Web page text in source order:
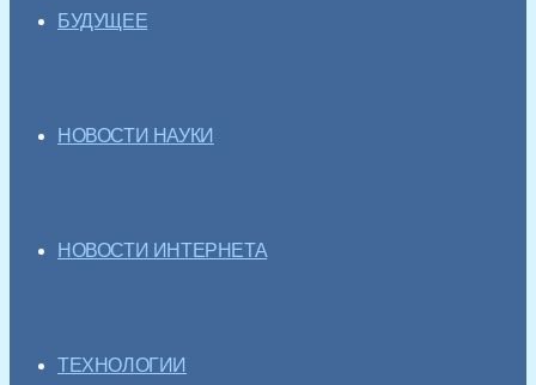
БУДУЩЕЕ
НОВОСТИ НАУКИ
НОВОСТИ ИНТЕРНЕТА
ТЕХНОЛОГИИ